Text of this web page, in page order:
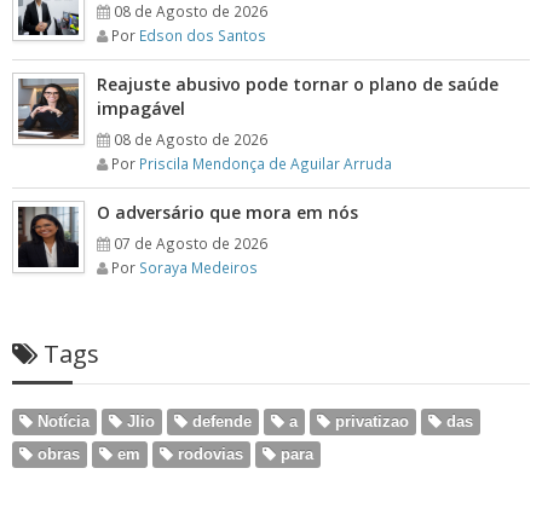
08 de Agosto de 2026
Por Edson dos Santos
Reajuste abusivo pode tornar o plano de saúde
impagável
08 de Agosto de 2026
Por Priscila Mendonça de Aguilar Arruda
O adversário que mora em nós
07 de Agosto de 2026
Por Soraya Medeiros
Tags
Notícia Jlio defende a privatizao
das
obras
em rodovias para